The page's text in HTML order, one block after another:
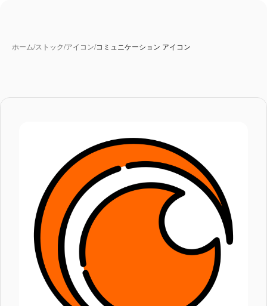
ホーム/ストック/アイコン/コミュニケーション アイコン